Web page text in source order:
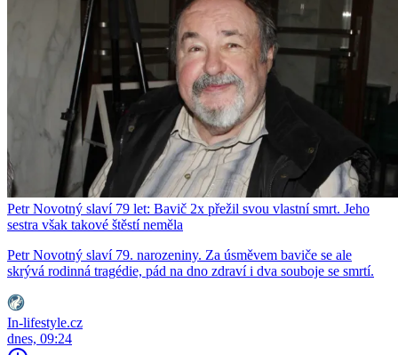
Petr Novotný slaví 79 let: Bavič 2x přežil svou vlastní smrt. Jeho
sestra však takové štěstí neměla
Petr Novotný slaví 79. narozeniny. Za úsměvem baviče se ale
skrývá rodinná tragédie, pád na dno zdraví i dva souboje se smrtí.
In-lifestyle.cz
dnes, 09:24